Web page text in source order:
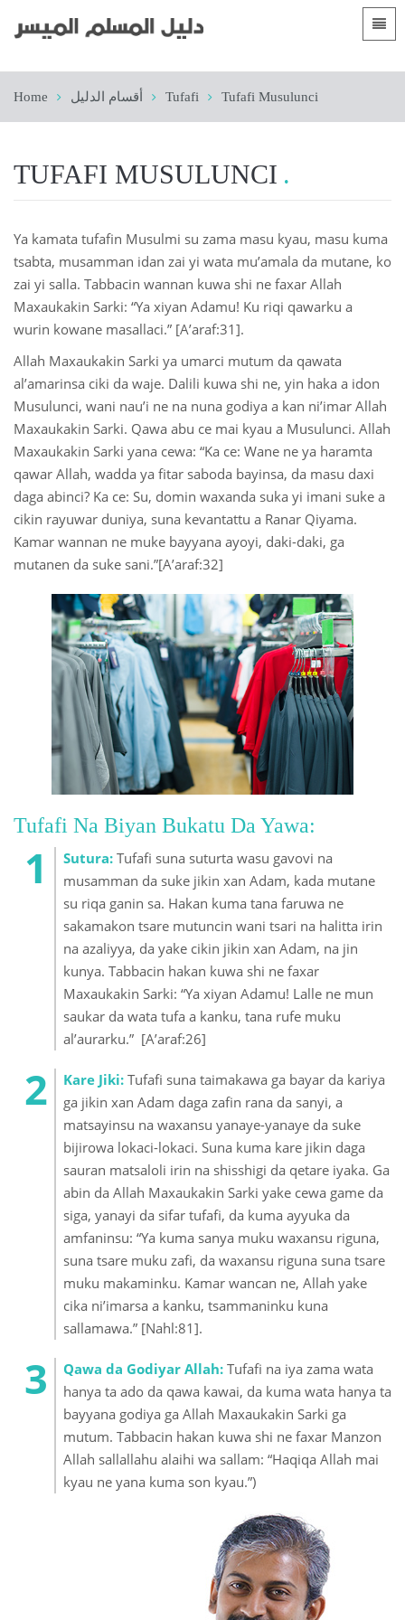
Gabatarwa Shqip
azərbaycan
English
Français
Hausa
Bahasa Indonesia
Қазақ
فارسی
Русский
Somali
Kiswahili
Türkçe
اردو
o'zbek
Yorùbá
Home أقسام الدليل Tufafi Tufafi Musulunci
TUFAFI MUSULUNCI
Ya kamata tufafin Musulmi su zama masu kyau, masu kuma
tsabta, musamman idan zai yi wata mu’amala da mutane, ko
zai yi salla. Tabbacin wannan kuwa shi ne faxar Allah
Maxaukakin Sarki: “Ya xiyan Adamu! Ku riqi qawarku a
wurin kowane masallaci.” [A’araf:31].
Allah Maxaukakin Sarki ya umarci mutum da qawata
al’amarinsa ciki da waje. Dalili kuwa shi ne, yin haka a idon
Musulunci, wani nau’i ne na nuna godiya a kan ni’imar Allah
Maxaukakin Sarki. Qawa abu ce mai kyau a Musulunci. Allah
Maxaukakin Sarki yana cewa: “Ka ce: Wane ne ya haramta
qawar Allah, wadda ya fitar saboda bayinsa, da masu daxi
daga abinci? Ka ce: Su, domin waxanda suka yi imani suke a
cikin rayuwar duniya, suna kevantattu a Ranar Qiyama.
Kamar wannan ne muke bayyana ayoyi, daki-daki, ga
mutanen da suke sani.”[A’araf:32]
Tufafi Na Biyan Bukatu Da Yawa:
Sutura: Tufafi suna suturta wasu gavovi na
musamman da suke jikin xan Adam, kada mutane
su riqa ganin sa. Hakan kuma tana faruwa ne
sakamakon tsare mutuncin wani tsari na halitta irin
na azaliyya, da yake cikin jikin xan Adam, na jin
kunya. Tabbacin hakan kuwa shi ne faxar
Maxaukakin Sarki: “Ya xiyan Adamu! Lalle ne mun
saukar da wata tufa a kanku, tana rufe muku
al’aurarku.” [A’araf:26]
Kare Jiki: Tufafi suna taimakawa ga bayar da kariya
ga jikin xan Adam daga zafin rana da sanyi, a
matsayinsu na waxansu yanaye-yanaye da suke
bijirowa lokaci-lokaci. Suna kuma kare jikin daga
sauran matsaloli irin na shisshigi da qetare iyaka. Ga
abin da Allah Maxaukakin Sarki yake cewa game da
siga, yanayi da sifar tufafi, da kuma ayyuka da
amfaninsu: “Ya kuma sanya muku waxansu riguna,
suna tsare muku zafi, da waxansu riguna suna tsare
muku makaminku. Kamar wancan ne, Allah yake
cika ni’imarsa a kanku, tsammaninku kuna
sallamawa.” [Nahl:81].
Qawa da Godiyar Allah:Tufafi na iya zama wata
hanya ta ado da qawa kawai, da kuma wata hanya ta
bayyana godiya ga Allah Maxaukakin Sarki ga
mutum. Tabbacin hakan kuwa shi ne faxar Manzon
Allah sallallahu alaihi wa sallam: “Haqiqa Allah mai
kyau ne yana kuma son kyau.”)